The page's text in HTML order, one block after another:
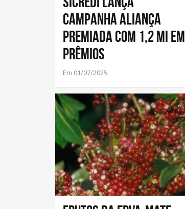
campanha Aliança
Premiada com 1,2 mi em
prêmios
Em 01/07/2025